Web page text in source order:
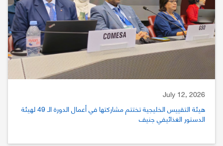
July 12, 2026
هيئة التقييس الخليجية تختتم مشاركتها في أعمال الدورة الـ 49 لهيئة
الدستور الغذائيفي جنيف